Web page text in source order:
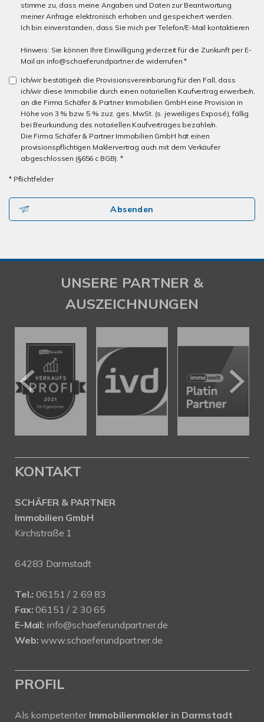
stimme zu, dass meine Angaben und Daten zur Beantwortung
meiner Anfrage elektronisch erhoben und gespeichert werden.
Ich bin einverstanden, dass Sie mich per Telefon/E-Mail kontaktieren
Hinweis: Sie können Ihre Einwilligung jederzeit für die Zunkunft per E-
Mail an info@schaeferundpartner.de widerrufen *
Ich/wir bestätige/n die Provisionsvereinbarung für den Fall, dass
ich/wir diese Immobilie durch einen notariellen Kaufvertrag erwerbe/n,
an die Firma Schäfer & Partner Immobilien GmbH eine Provision in
Höhe von 3 % bzw. 5 % zuz. ges. MwSt. (s. jeweiliges Exposé), fällig
bei Beurkundung des notariellen Kaufvertrages bezahle/n.
Die Firma Schäfer & Partner Immobilien GmbH hat einen
provisionspflichtigen Maklervertrag auch mit dem Verkäufer
abgeschlossen (§656 c BGB). *
* Pflichtfelder
Absenden
UNSERE PARTNER &
AUSZEICHNUNGEN
KONTAKT
SCHÄFER & PARTNER
Immobilien GmbH
Kirchstraße 1
64283 Darmstadt
Tel.: 06151 / 2 69 83
Fax: 06151 / 2 30 65
E-Mail: info@schaeferundpartner.de
Web: www.schaeferundpartner.de
PROFIL
Als kompetenter Immobilienmakler in Darmstadt